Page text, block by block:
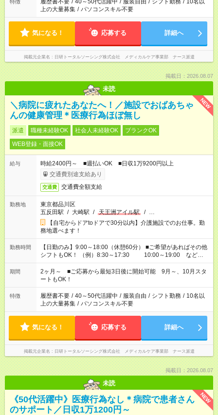
特徴 履歴書不要 / 40～50代活躍中 / 服装自由 / シフト勤務 / 10名以
上の大量募集 / パソコンスキル不要
気になる！ 応募する 詳細へ
掲載元企業名 日研トータルソーシング株式会社 メディカルケア事業部 ナース派遣
掲載日：2026.08.07
未読
NEW
＼病院に疲れたあなたへ！／施設でおばあちゃ
んの健康管理＊医療行為ほぼ無し
派遣 職種未経験OK 社会人未経験OK
ブランクOK
WEB登録・面接OK
給与
時給2400円～ ■週払いOK ■日収1万9200円以上
交通費別途支給あり
交通費 交通費全額支給
勤務地
東京都品川区
五反田駅 / 大崎駅 / 天王洲アイル駅 / …
【自宅からドアtoドアで30分以内】介護施設でのお仕事。勤
務地選べます！
勤務時間
【日勤のみ】9:00～18:00（休憩60分） ■ご希望があればその他
シフトもOK！ （例）8:30～17:30 10:00～19:00 など
「家族とお休みを合わせたい」 「できれば残業はしたくない」
など、あなたのご希望に沿ったお仕事をご紹介します！ ※Wワ
ーク希望の方へ 今ご覧のお仕事で希望する勤務時間と、もう1つ
のお仕事の勤務時間。 合計で週40時間を超える場合は応募でき
ません
期間
2ヶ月～ ■ご応募から最短3日後に開始可能 9月～、10月スタ
ートもOK！
特徴 履歴書不要 / 40～50代活躍中 / 服装自由 / シフト勤務 / 10名以
上の大量募集 / パソコンスキル不要
気になる！ 応募する 詳細へ
掲載元企業名 日研トータルソーシング株式会社 メディカルケア事業部 ナース派遣
掲載日：2026.08.07
未読
NEW
《50代活躍中》医療行為なし＊病院で患者さん
のサポート／日収1万1200円～